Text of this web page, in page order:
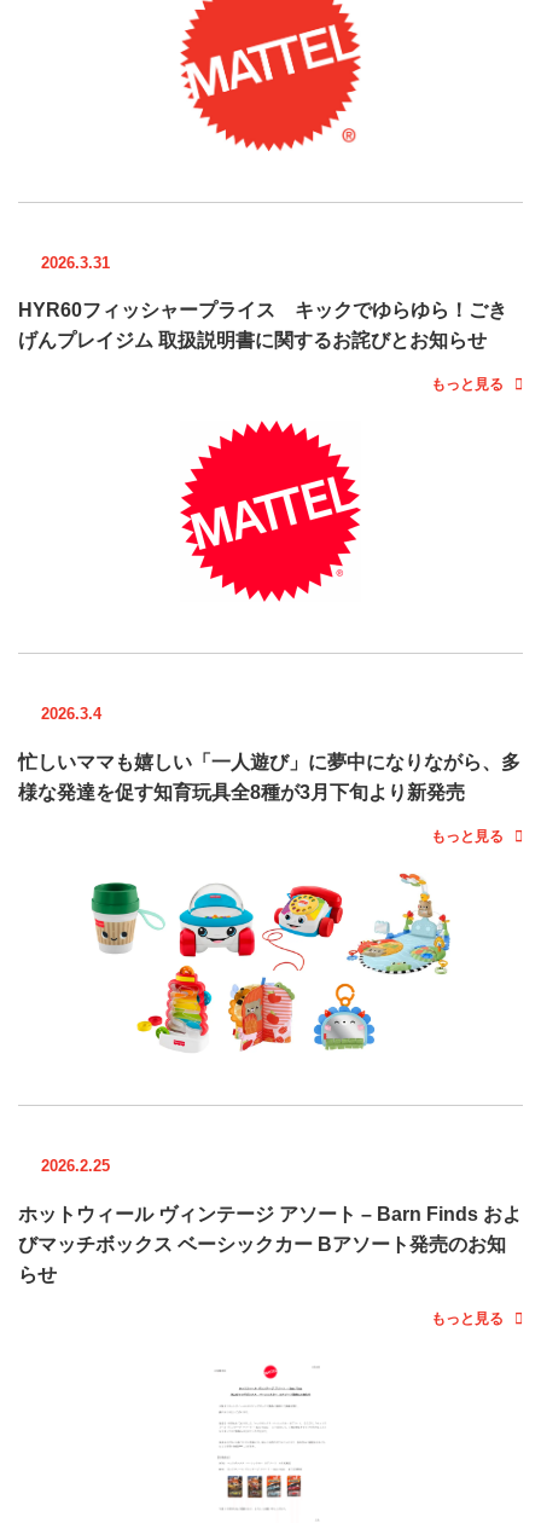
2026.3.31
HYR60フィッシャープライス キックでゆらゆら！ごき
げんプレイジム 取扱説明書に関するお詫びとお知らせ
もっと見る
2026.3.4
忙しいママも嬉しい「一人遊び」に夢中になりながら、多
様な発達を促す知育玩具全8種が3月下旬より新発売
もっと見る
2026.2.25
ホットウィール ヴィンテージ アソート – Barn Finds およ
びマッチボックス ベーシックカー Bアソート発売のお知
らせ
もっと見る